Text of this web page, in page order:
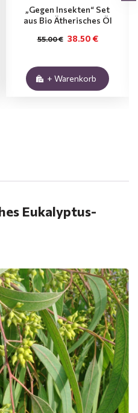
„Gegen Insekten“ Set
aus Bio Ätherisches Öl
38.50 €
55.00 €
+ Warenkorb
Eukalyptus-